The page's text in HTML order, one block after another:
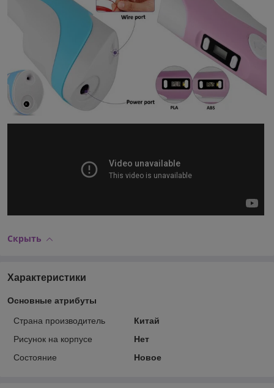
Скрыть
Характеристики
Основные атрибуты
Страна производитель
Китай
Рисунок на корпусе
Нет
Состояние
Новое